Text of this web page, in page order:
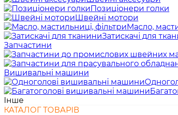
Позиціонери голки
Швейні мотори
Масло,
Затискачі для
Запчастини
Вишивальні машини
Інше
КАТАЛОГ ТОВАРІВ